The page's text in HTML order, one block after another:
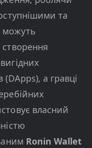
та
можуть
(DApps), а гравці
власний
Ronin Wallet